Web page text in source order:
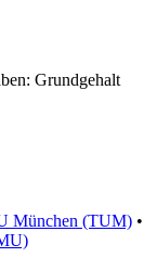
Grundgehalt
München (TUM) •